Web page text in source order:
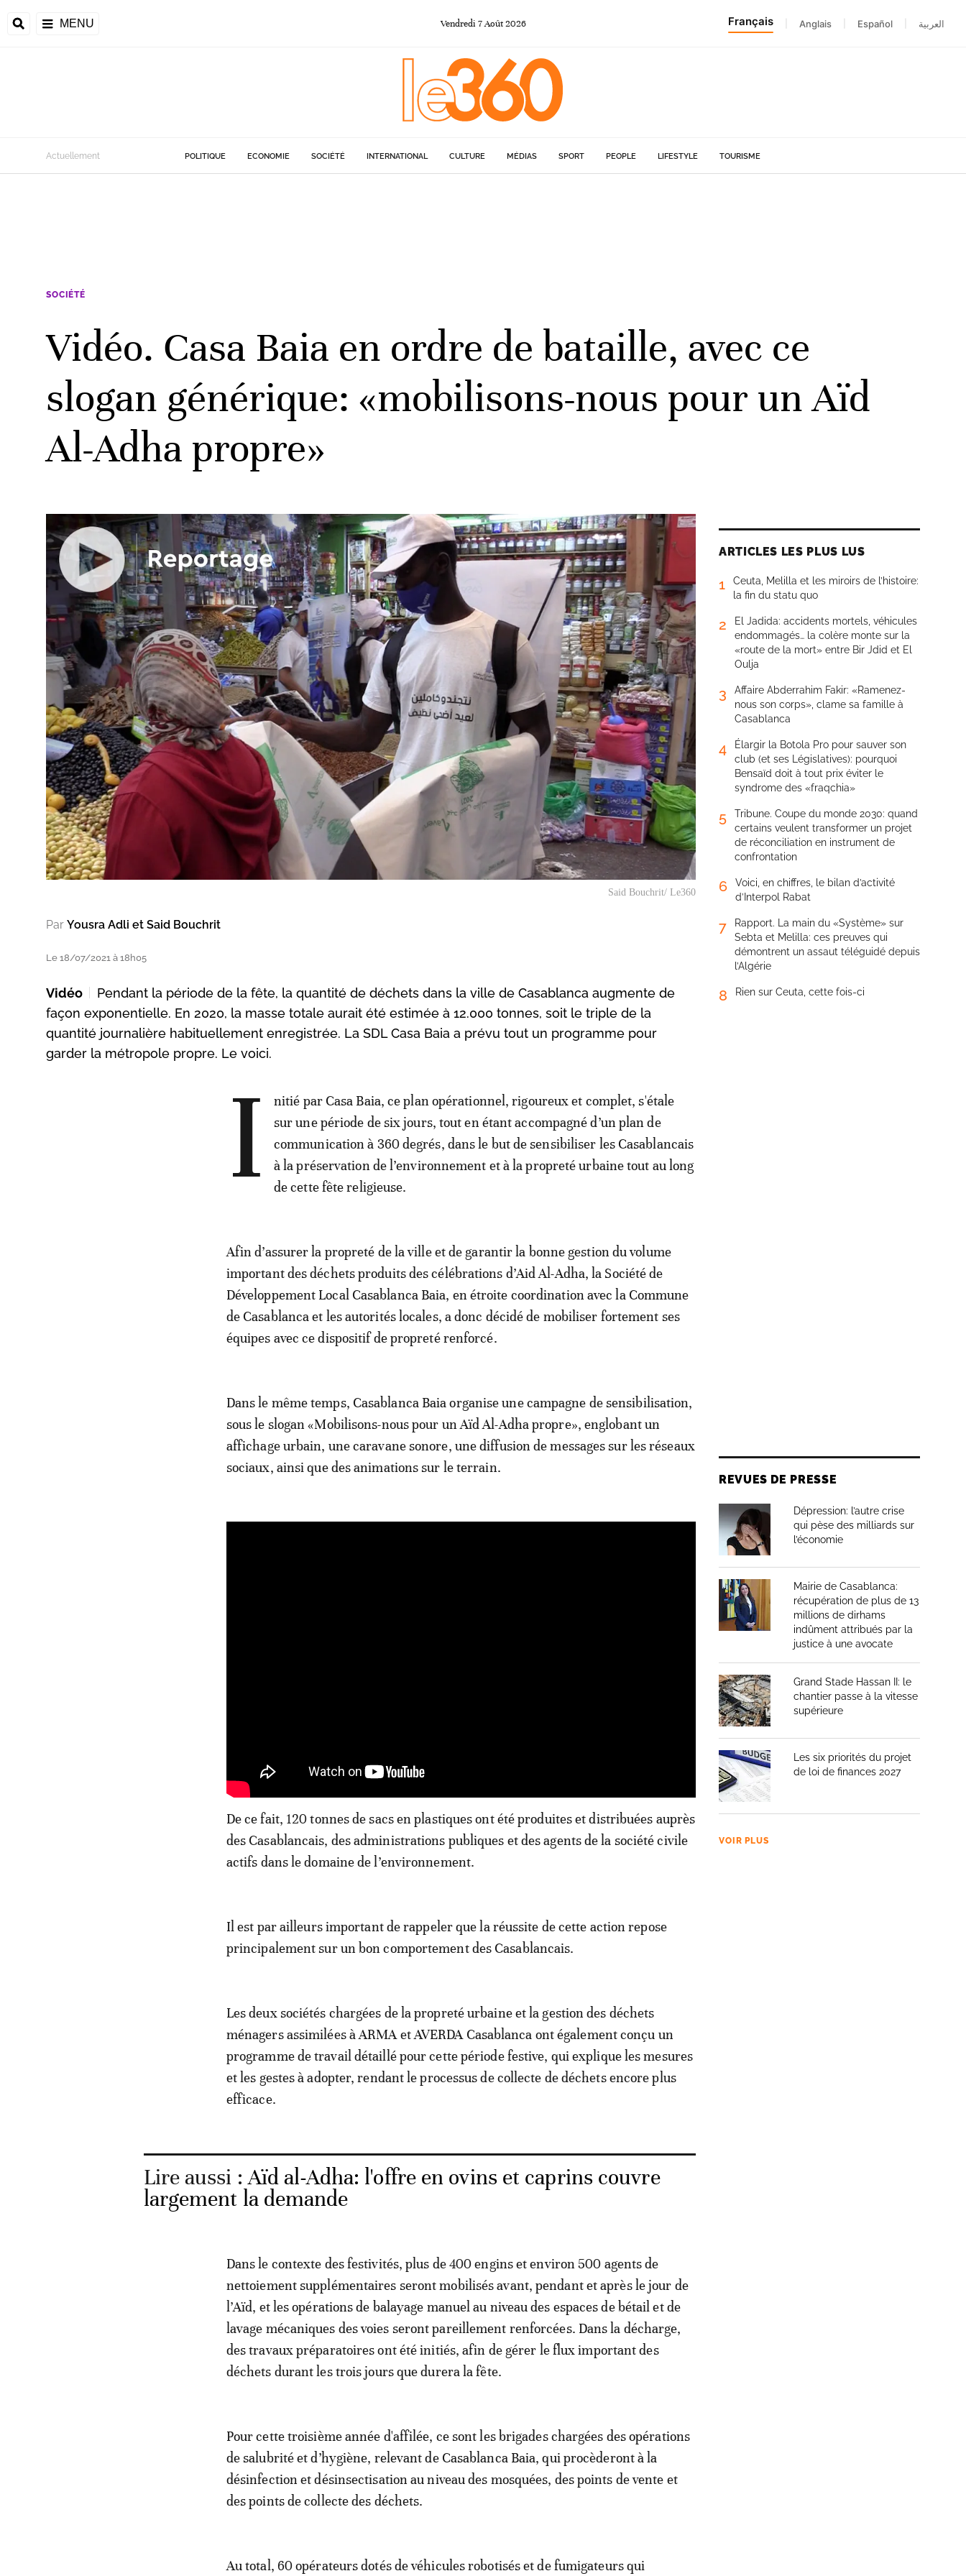
MENU Vendredi 7Août 2026 Français Anglais Español العربية
Actuellement POLITIQUE ECONOMIE SOCIÉTÉ INTERNATIONAL CULTURE MÉDIAS SPORT PEOPLE LIFESTYLE TOURISME
SOCIÉTÉ
Vidéo. Casa Baia en ordre de bataille, avec ce
slogan générique: «mobilisons-nous pour un Aïd
Al-Adha propre»
Said Bouchrit/ Le360
Par Yousra Adli et Said Bouchrit
Le 18/07/2021 à 18h05
Vidéo
Pendant la période de la fête, la quantité de déchets dans la ville de Casablanca augmente de
façon exponentielle. En 2020, la masse totale aurait été estimée à 12.000 tonnes, soit le triple de la
quantité journalière habituellement enregistrée. La SDL Casa Baia a prévu tout un programme pour
garder la métropole propre. Le voici.
I
nitié par Casa Baia, ce plan opérationnel, rigoureux et complet, s'étale
sur une période de six jours, tout en étant accompagné d’un plan de
communication à 360 degrés, dans le but de sensibiliser les Casablancais
à la préservation de l’environnement et à la propreté urbaine tout au long
de cette fête religieuse.
Afin d’assurer la propreté de la ville et de garantir la bonne gestion du volume
important des déchets produits des célébrations d’Aid Al-Adha, la Société de
Développement Local Casablanca Baia, en étroite coordination avec la Commune
de Casablanca et les autorités locales, a donc décidé de mobiliser fortement ses
équipes avec ce dispositif de propreté renforcé.
Dans le même temps, Casablanca Baia organise une campagne de sensibilisation,
sous le slogan «Mobilisons-nous pour un Aïd Al-Adha propre», englobant un
affichage urbain, une caravane sonore, une diffusion de messages sur les réseaux
sociaux, ainsi que des animations sur le terrain.
De ce fait, 120 tonnes de sacs en plastiques ont été produites et distribuées auprès
des Casablancais, des administrations publiques et des agents de la société civile
actifs dans le domaine de l’environnement.
Il est par ailleurs important de rappeler que la réussite de cette action repose
principalement sur un bon comportement des Casablancais.
Les deux sociétés chargées de la propreté urbaine et la gestion des déchets
ménagers assimilées à ARMA et AVERDA Casablanca ont également conçu un
programme de travail détaillé pour cette période festive, qui explique les mesures
et les gestes à adopter, rendant le processus de collecte de déchets encore plus
efficace.
Lire aussi :Aïd al-Adha: l'offre en ovins et caprins couvre
largement la demande
Dans le contexte des festivités, plus de 400 engins et environ 500 agents de
nettoiement supplémentaires seront mobilisés avant, pendant et après le jour de
l’Aïd, et les opérations de balayage manuel au niveau des espaces de bétail et de
lavage mécaniques des voies seront pareillement renforcées. Dans la décharge,
des travaux préparatoires ont été initiés, afin de gérer le flux important des
déchets durant les trois jours que durera la fête.
Pour cette troisième année d'affilée, ce sont les brigades chargées des opérations
de salubrité et d’hygiène, relevant de Casablanca Baia, qui procèderont à la
désinfection et désinsectisation au niveau des mosquées, des points de vente et
des points de collecte des déchets.
Au total, 60 opérateurs dotés de véhicules robotisés et de fumigateurs qui
ARTICLES LES PLUS LUS
1
Ceuta, Melilla et les miroirs de l’histoire:
la fin du statu quo
2
El Jadida: accidents mortels, véhicules
endommagés… la colère monte sur la
«route de la mort» entre Bir Jdid et El
Oulja
3
Affaire Abderrahim Fakir: «Ramenez-
nous son corps», clame sa famille à
Casablanca
4
Élargir la Botola Pro pour sauver son
club (et ses Législatives): pourquoi
Bensaïd doit à tout prix éviter le
syndrome des «fraqchia»
5
Tribune. Coupe du monde 2030: quand
certains veulent transformer un projet
de réconciliation en instrument de
confrontation
6
Voici, en chiffres, le bilan d’activité
d’Interpol Rabat
7
Rapport. La main du «Système» sur
Sebta et Melilla: ces preuves qui
démontrent un assaut téléguidé depuis
l’Algérie
8 Rien sur Ceuta, cette fois-ci
REVUES DE PRESSE
Dépression: l’autre crise
qui pèse des milliards sur
l’économie
Mairie de Casablanca:
récupération de plus de 13
millions de dirhams
indûment attribués par la
justice à une avocate
Grand Stade Hassan II: le
chantier passe à la vitesse
supérieure
Les six priorités du projet
de loi de finances 2027
VOIR PLUS